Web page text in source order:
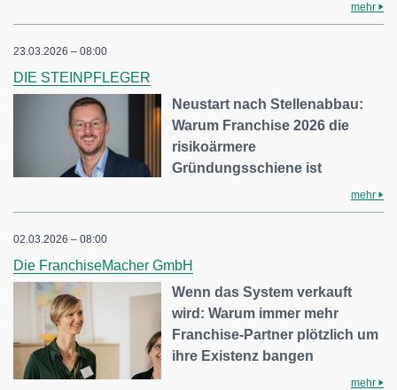
mehr
23.03.2026 – 08:00
DIE STEINPFLEGER
Neustart nach Stellenabbau:
Warum Franchise 2026 die
risikoärmere
Gründungsschiene ist
mehr
02.03.2026 – 08:00
Die FranchiseMacher GmbH
Wenn das System verkauft
wird: Warum immer mehr
Franchise-Partner plötzlich um
ihre Existenz bangen
mehr